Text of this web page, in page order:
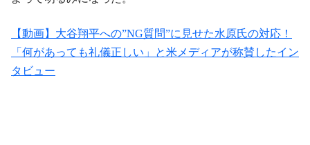
【動画】大谷翔平への”NG質問”に見せた水原氏の対応！
「何があっても礼儀正しい」と米メディアが称賛したイン
タビュー